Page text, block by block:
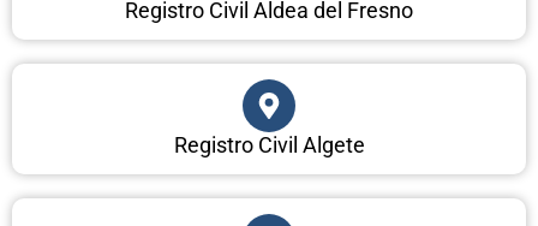
Registro Civil Aldea del Fresno
Registro Civil Algete